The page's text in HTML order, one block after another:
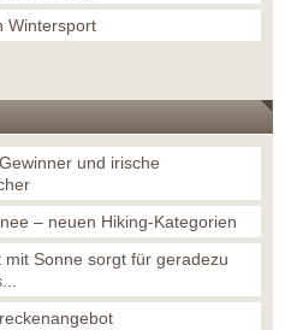
Wintersport
und irische
– neuen Hiking-Kategorien
mit Sonne sorgt für geradezu